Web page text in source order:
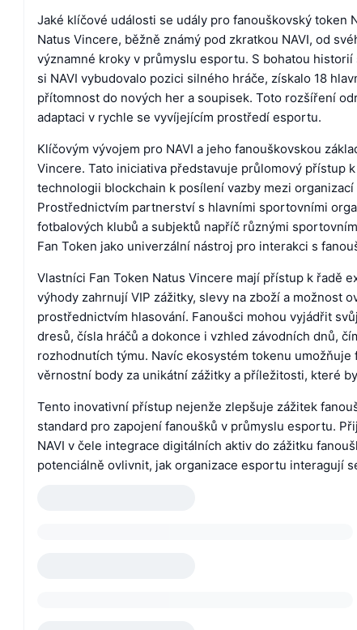
Jaké klíčové události se udály pro fanouškovský token
Natus Vincere, běžně známý pod zkratkou NAVI, od
významné kroky v průmyslu esportu. S bohatou
si NAVI vybudovalo pozici silného hráče, získalo 18
přítomnost do nových her a soupisek. Toto rozšíření
adaptaci v rychle se vyvíjejícím prostředí esportu.
Klíčovým vývojem pro NAVI a jeho fanouškovskou
Vincere. Tato iniciativa představuje průlomový přístup
technologii blockchain k posílení vazby mezi
Prostřednictvím partnerství s hlavními sportovními
fotbalových klubů a subjektů napříč různými
Fan Token jako univerzální nástroj pro interakci s
Vlastníci Fan Token Natus Vincere mají přístup k řadě
výhody zahrnují VIP zážitky, slevy na zboží a možnost
prostřednictvím hlasování. Fanoušci mohou vyjádřit
dresů, čísla hráčů a dokonce i vzhled závodních dnů,
rozhodnutích týmu. Navíc ekosystém tokenu umožňuje
věrnostní body za unikátní zážitky a příležitosti, které
Tento inovativní přístup nejenže zlepšuje zážitek
standard pro zapojení fanoušků v průmyslu esportu.
NAVI v čele integrace digitálních aktiv do zážitku
potenciálně ovlivnit, jak organizace esportu interagují